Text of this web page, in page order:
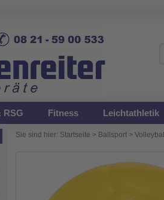
RSG Fitness Leichtathletik
Sie sind hier: Startseite > Ballsport >